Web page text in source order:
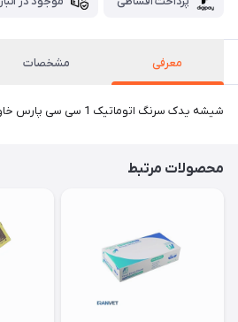
معرفی مشخصات
شیشه یدک سرنگ اتوماتیک 1 سی سی پارس خاور طرح سکورکس
محصولات مرتبط